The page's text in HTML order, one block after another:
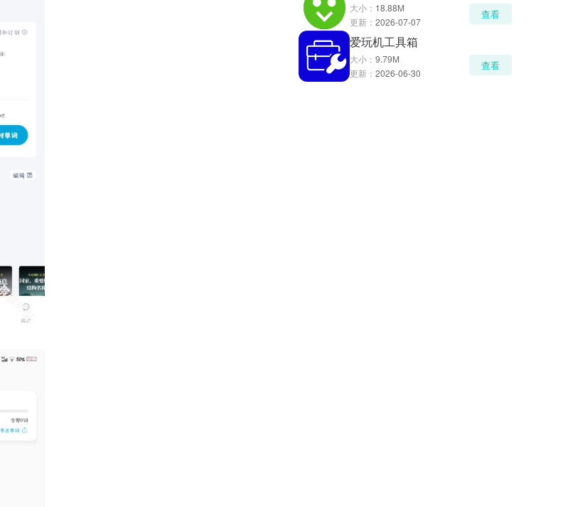
大小： 18.88M
更新： 2026-07-07
查看
爱玩机工具箱
大小： 9.79M
更新： 2026-06-30
查看